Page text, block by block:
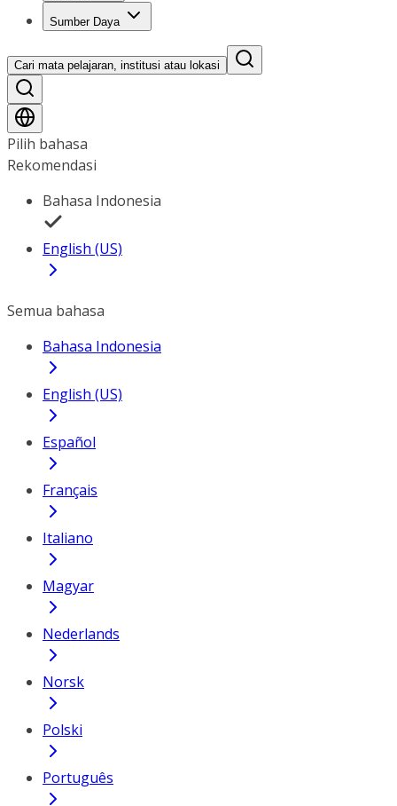
Sumber Daya
Cari mata pelajaran, institusi atau lokasi
Pilih bahasa
Rekomendasi
Bahasa Indonesia
English (US)
Semua bahasa
Bahasa Indonesia
English (US)
Español
Français
Italiano
Magyar
Nederlands
Norsk
Polski
Português